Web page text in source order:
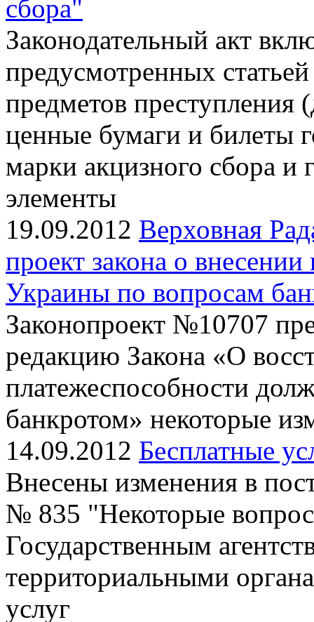
сбора"
Законодательный акт
предусмотренных
предметов преступления
ценные бумаги и билеты
марки акцизного сбора и
элементы
19.09.2012 Верховная
проект закона о
Украины по вопросам
Законопроект №10707
редакцию Закона «О
платежеспособности
банкротом» некоторые
14.09.2012 Бесплатные
Внесены изменения в
№ 835 "Некоторые
Государственным
территориальными
услуг